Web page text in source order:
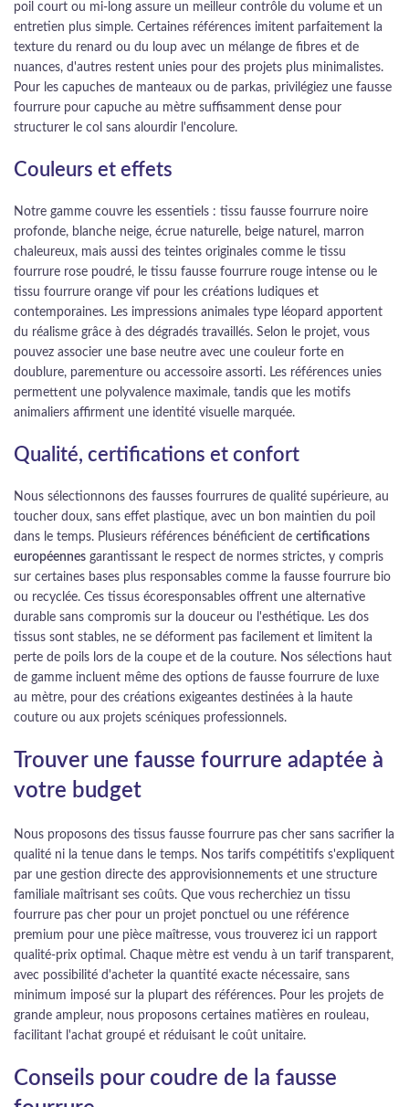
poil court ou mi-long assure un meilleur contrôle du volume et un
entretien plus simple. Certaines références imitent parfaitement la
texture du renard ou du loup avec un mélange de fibres et de
nuances, d'autres restent unies pour des projets plus minimalistes.
Pour les capuches de manteaux ou de parkas, privilégiez une fausse
fourrure pour capuche au mètre suffisamment dense pour
structurer le col sans alourdir l'encolure.
Couleurs et effets
Notre gamme couvre les essentiels : tissu fausse fourrure noire
profonde, blanche neige, écrue naturelle, beige naturel, marron
chaleureux, mais aussi des teintes originales comme le tissu
fourrure rose poudré, le tissu fausse fourrure rouge intense ou le
tissu fourrure orange vif pour les créations ludiques et
contemporaines. Les impressions animales type léopard apportent
du réalisme grâce à des dégradés travaillés. Selon le projet, vous
pouvez associer une base neutre avec une couleur forte en
doublure, parementure ou accessoire assorti. Les références unies
permettent une polyvalence maximale, tandis que les motifs
animaliers affirment une identité visuelle marquée.
Qualité, certifications et confort
Nous sélectionnons des fausses fourrures de qualité supérieure, au
toucher doux, sans effet plastique, avec un bon maintien du poil
dans le temps. Plusieurs références bénéficient de certifications
européennes garantissant le respect de normes strictes, y compris
sur certaines bases plus responsables comme la fausse fourrure bio
ou recyclée. Ces tissus écoresponsables offrent une alternative
durable sans compromis sur la douceur ou l'esthétique. Les dos
tissus sont stables, ne se déforment pas facilement et limitent la
perte de poils lors de la coupe et de la couture. Nos sélections haut
de gamme incluent même des options de fausse fourrure de luxe
au mètre, pour des créations exigeantes destinées à la haute
couture ou aux projets scéniques professionnels.
Trouver une fausse fourrure adaptée à
votre budget
Nous proposons des tissus fausse fourrure pas cher sans sacrifier la
qualité ni la tenue dans le temps. Nos tarifs compétitifs s'expliquent
par une gestion directe des approvisionnements et une structure
familiale maîtrisant ses coûts. Que vous recherchiez un tissu
fourrure pas cher pour un projet ponctuel ou une référence
premium pour une pièce maîtresse, vous trouverez ici un rapport
qualité-prix optimal. Chaque mètre est vendu à un tarif transparent,
avec possibilité d'acheter la quantité exacte nécessaire, sans
minimum imposé sur la plupart des références. Pour les projets de
grande ampleur, nous proposons certaines matières en rouleau,
facilitant l'achat groupé et réduisant le coût unitaire.
Conseils pour coudre de la fausse